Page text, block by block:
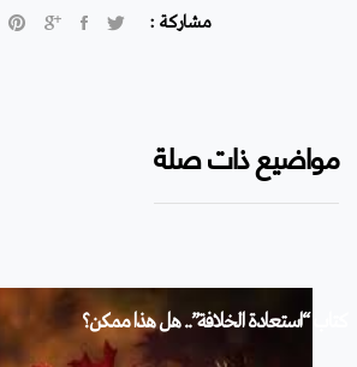
مشاركة :
مواضيع ذات صلة
كتاب “استعادة الخلافة”.. هل هذا ممكن؟